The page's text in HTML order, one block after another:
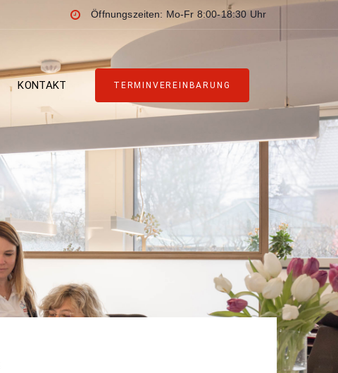
Öffnungszeiten: Mo-Fr 8:00-18:30 Uhr
KONTAKT TERMINVEREINBARUNG